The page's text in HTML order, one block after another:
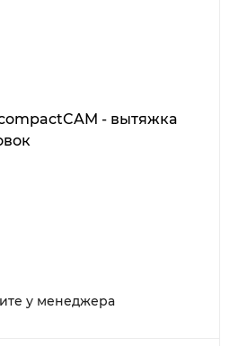
- вытяжка
у менеджера